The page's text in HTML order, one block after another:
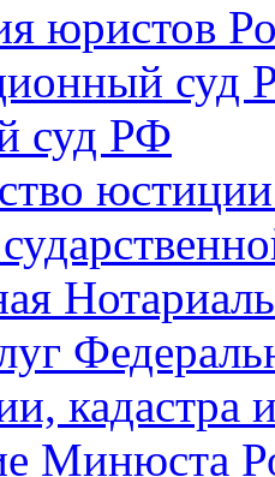
юристов
суд
суд РФ
кадастра
Минюста